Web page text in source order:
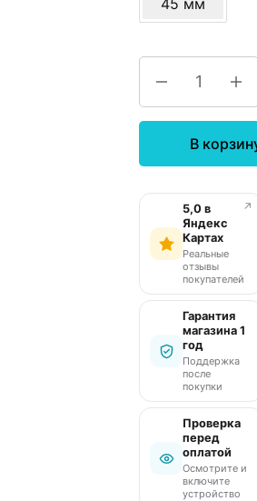
45 мм
В
5,0 в
Яндекс
Картах
Реальные
отзывы
покупателей
↗
Гарантия
магазина 1
год
Поддержка
после
покупки
Проверка
перед
оплатой
Осмотрите и
включите
устройство